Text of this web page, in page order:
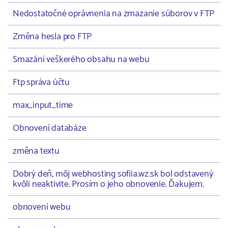
Nedostatočné oprávnenia na zmazanie súborov v FTP
Změna hesla pro FTP
Smazání veškerého obsahu na webu
Ftp správa účtu
max_input_time
Obnovení databáze
změna textu
Dobrý deň, môj webhosting sofiia.wz.sk bol odstavený
kvôli neaktivite. Prosím o jeho obnovenie. Ďakujem.
obnovení webu